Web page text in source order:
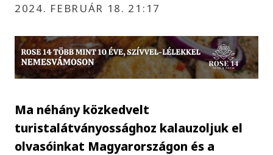
2024. FEBRUÁR 18. 21:17
Ma néhány közkedvelt
turistalátványossághoz kalauzoljuk el
olvasóinkat Magyarországon és a